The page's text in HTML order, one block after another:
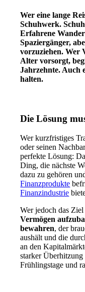
Wer eine lange
Schuhwerk.
Erfahrene
Spaziergänger,
vorzuziehen. Wer
Alter vorsorgt,
Jahrzehnte. Auch
halten.
Die Lösung
Wer kurzfristiges
oder seinen
perfekte Lösung:
Ding, die nächste
dazu zu gehören
Finanzprodukte
Finanzindustrie
Wer jedoch das
Vermögen
bewahren, der
aushält und die
an den
starker Überhitzung
Frühlingstage und